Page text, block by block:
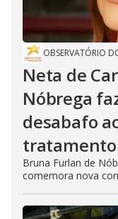
OBSERVATÓRIO
Neta de
Nóbrega
desabafo
Bruna Furlan de
comemora nova